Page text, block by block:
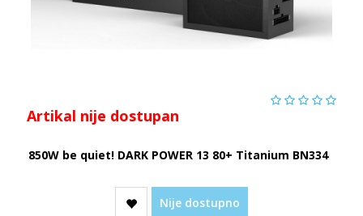
Artikal nije dostupan
850W be quiet! DARK POWER 13 80+ Titanium BN334
Nije dostupno